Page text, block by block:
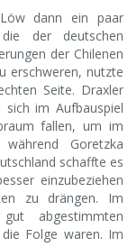
dann ein paar
der deutschen
der Chilenen
erschweren, nutzte
Seite. Draxler
im Aufbauspiel
fallen, um im
Goretzka
schaffte es
einzubeziehen
zu drängen. Im
abgestimmten
Folge waren. Im